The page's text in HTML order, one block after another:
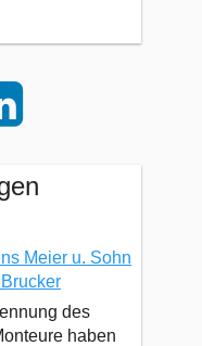
Meier u. Sohn
des
haben